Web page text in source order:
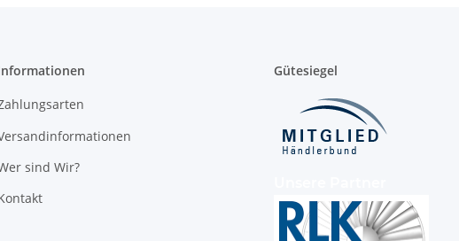
sind Wir?
Gütesiegel